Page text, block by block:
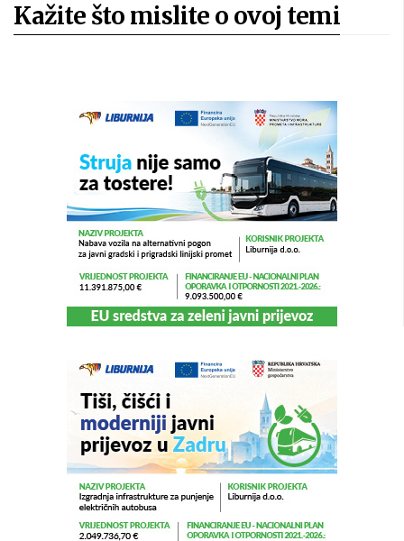
Kažite što mislite o ovoj temi